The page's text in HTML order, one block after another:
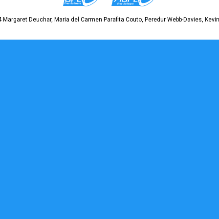
Margaret Deuchar, Maria del Carmen Parafita Couto, Peredur Webb-Davies,